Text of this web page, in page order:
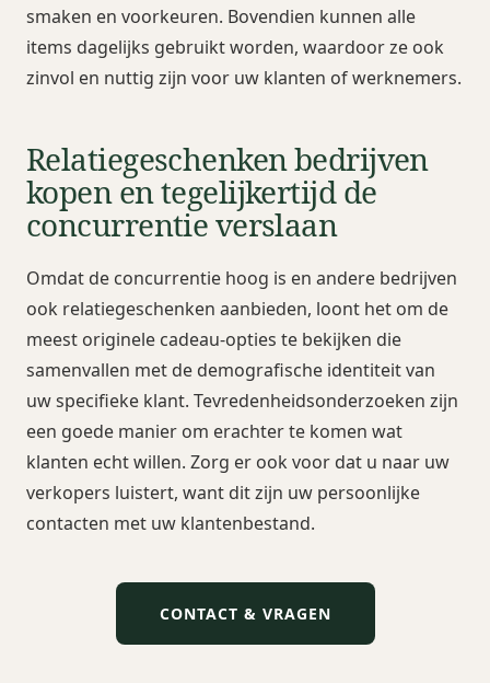
smaken en voorkeuren. Bovendien kunnen alle
items dagelijks gebruikt worden, waardoor ze ook
zinvol en nuttig zijn voor uw klanten of werknemers.
Relatiegeschenken bedrijven
kopen en tegelijkertijd de
concurrentie verslaan
Omdat de concurrentie hoog is en andere bedrijven
ook relatiegeschenken aanbieden, loont het om de
meest originele cadeau-opties te bekijken die
samenvallen met de demografische identiteit van
uw specifieke klant. Tevredenheidsonderzoeken zijn
een goede manier om erachter te komen wat
klanten echt willen. Zorg er ook voor dat u naar uw
verkopers luistert, want dit zijn uw persoonlijke
contacten met uw klantenbestand.
CONTACT & VRAGEN